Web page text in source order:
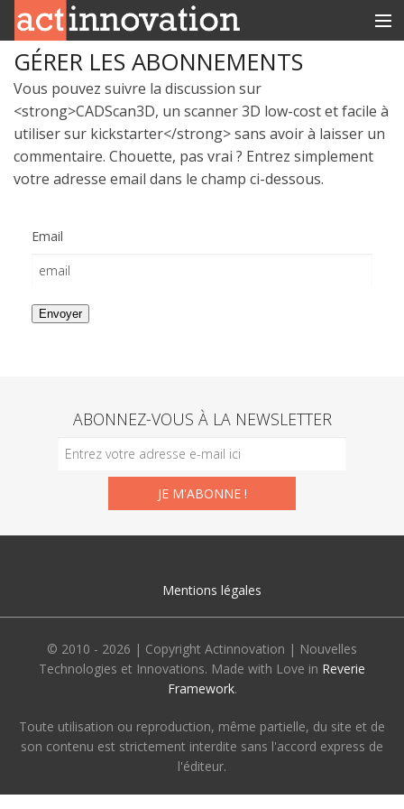
RUBRIQUES
INNOBOX
CONTACT
GÉRER LES ABONNEMENTS
Vous pouvez suivre la discussion sur
<strong>CADScan3D, un scanner 3D low-cost et facile à
utiliser sur kickstarter</strong> sans avoir à laisser un
commentaire. Chouette, pas vrai ? Entrez simplement
votre adresse email dans le champ ci-dessous.
Email
ABONNEZ-VOUS À LA NEWSLETTER
Mentions légales
© 2010 - 2026 | Copyright Actinnovation | Nouvelles
Technologies et Innovations. Made with Love in Reverie
Framework.
Toute utilisation ou reproduction, même partielle, du site et de
son contenu est strictement interdite sans l'accord express de
l'éditeur.